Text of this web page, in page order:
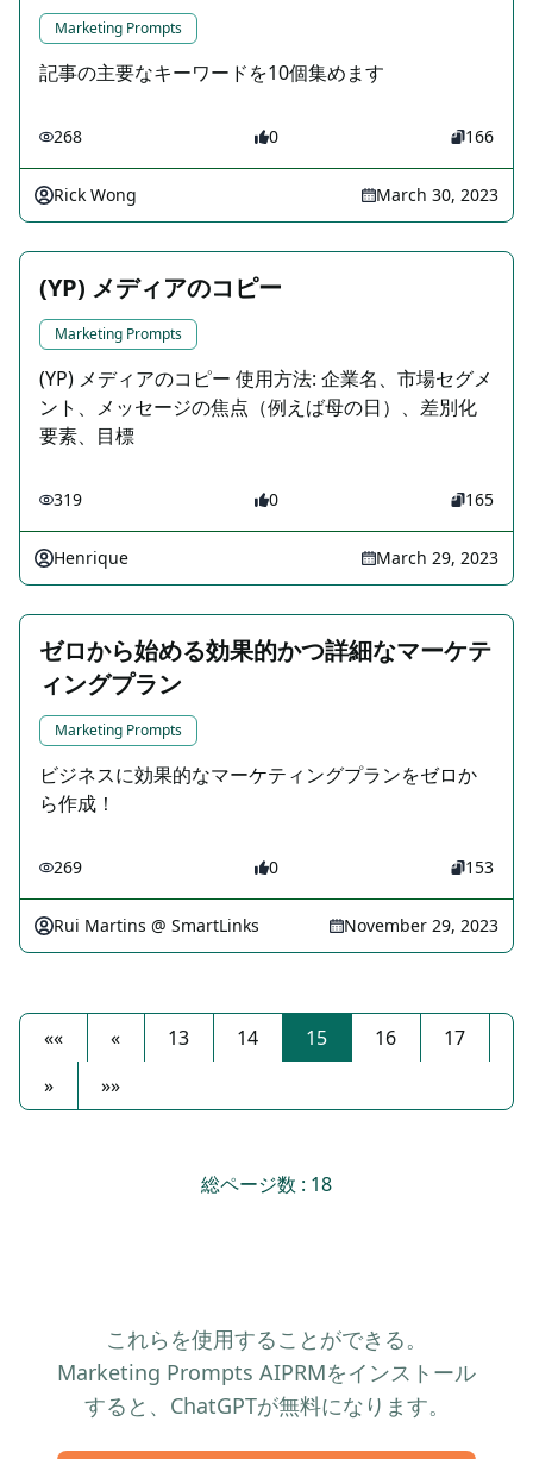
Marketing Prompts
記事の主要なキーワードを10個集めます
268 0 166
Rick Wong March 30, 2023
(YP) メディアのコピー
Marketing Prompts
(YP) メディアのコピー 使用方法: 企業名、市場セグメ
ント、メッセージの焦点（例えば母の日）、差別化
要素、目標
319 0 165
Henrique March 29, 2023
ゼロから始める効果的かつ詳細なマーケテ
ィングプラン
Marketing Prompts
ビジネスに効果的なマーケティングプランをゼロか
ら作成！
269 0 153
Rui Martins @ SmartLinks November 29, 2023
«« « 13 14 15 16
17
»
»»
総ページ数 : 18
これらを使用することができる。
Marketing Prompts AIPRMをインストール
すると、ChatGPTが無料になります。